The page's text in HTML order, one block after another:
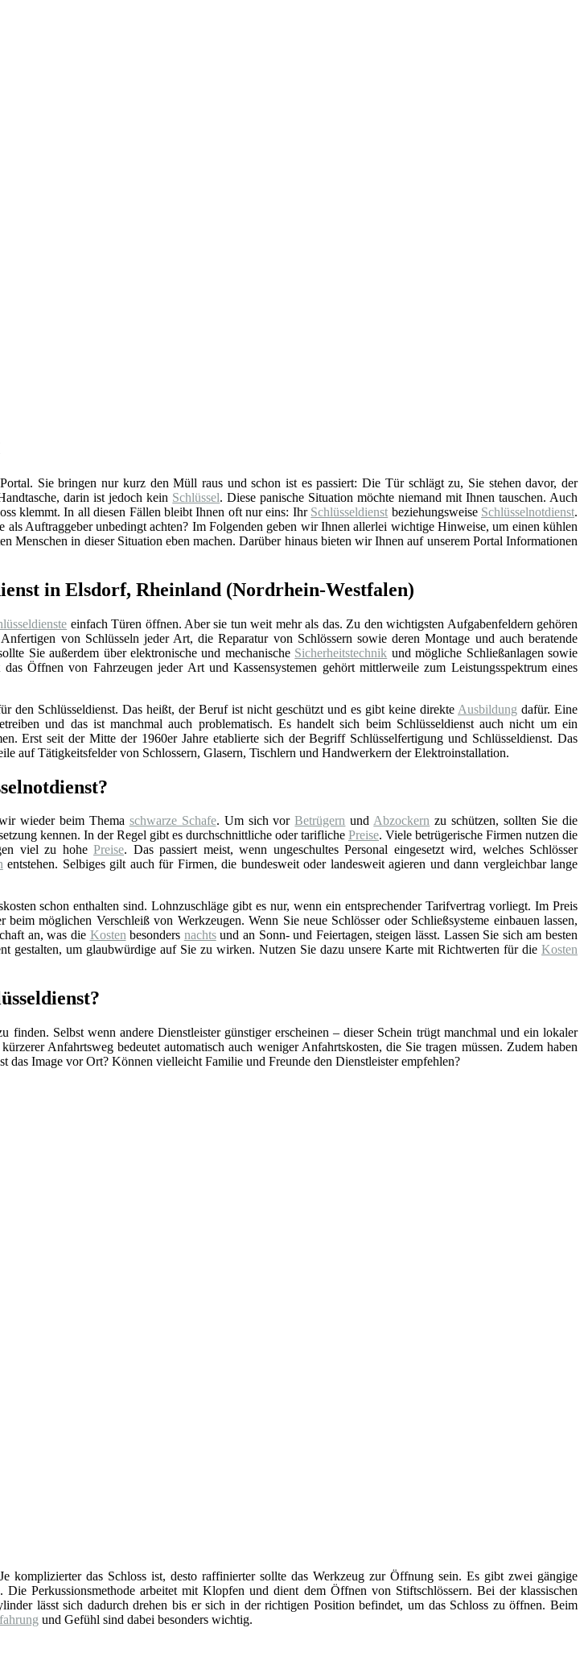
Sie bringen nur kurz den Müll raus und schon ist es passiert: Die Tür schlägt zu, Sie stehen davor, der
darin ist jedoch kein Schlüssel. Diese panische Situation möchte niemand mit Ihnen tauschen. Auch
klemmt. In all diesen Fällen bleibt Ihnen oft nur eins: Ihr Schlüsseldienst beziehungsweise Schlüsselnotdienst.
Auftraggeber unbedingt achten? Im Folgenden geben wir Ihnen allerlei wichtige Hinweise, um einen kühlen
in dieser Situation eben machen. Darüber hinaus bieten wir Ihnen auf unserem Portal Informationen
in Elsdorf, Rheinland (Nordrhein-Westfalen)
einfach Türen öffnen. Aber sie tun weit mehr als das. Zu den wichtigsten Aufgabenfeldern gehören
von Schlüsseln jeder Art, die Reparatur von Schlössern sowie deren Montage und auch beratende
Sie außerdem über elektronische und mechanische Sicherheitstechnik und mögliche Schließanlagen sowie
Öffnen von Fahrzeugen jeder Art und Kassensystemen gehört mittlerweile zum Leistungsspektrum eines
den Schlüsseldienst. Das heißt, der Beruf ist nicht geschützt und es gibt keine direkte Ausbildung dafür. Eine
und das ist manchmal auch problematisch. Es handelt sich beim Schlüsseldienst auch nicht um ein
Erst seit der Mitte der 1960er Jahre etablierte sich der Begriff Schlüsselfertigung und Schlüsseldienst. Das
auf Tätigkeitsfelder von Schlossern, Glasern, Tischlern und Handwerkern der Elektroinstallation.
wieder beim Thema schwarze Schafe. Um sich vorBetrügern undAbzockern zu schützen, sollten Sie die
kennen. In der Regel gibt es durchschnittliche oder tarifliche Preise. Viele betrügerische Firmen nutzen die
viel zu hohe Preise. Das passiert meist, wenn ungeschultes Personal eingesetzt wird, welches Schlösser
entstehen. Selbiges gilt auch für Firmen, die bundesweit oder landesweit agieren und dann vergleichbar lange
schon enthalten sind. Lohnzuschläge gibt es nur, wenn ein entsprechender Tarifvertrag vorliegt. Im Preis
möglichen Verschleiß von Werkzeugen. Wenn Sie neue Schlösser oder Schließsysteme einbauen lassen,
an, was die Kostenbesonders nachtsund an Sonn- und Feiertagen, steigen lässt. Lassen Sie sich am besten
gestalten, um glaubwürdige auf Sie zu wirken. Nutzen Sie dazu unsere Karte mit Richtwerten für die Kosten
Selbst wenn andere Dienstleister günstiger erscheinen – dieser Schein trügt manchmal und ein lokaler
Anfahrtsweg bedeutet automatisch auch weniger Anfahrtskosten, die Sie tragen müssen. Zudem haben
das Image vor Ort? Können vielleicht Familie und Freunde den Dienstleister empfehlen?
komplizierter das Schloss ist, desto raffinierter sollte das Werkzeug zur Öffnung sein. Es gibt zwei gängige
Die Perkussionsmethode arbeitet mit Klopfen und dient dem Öffnen von Stiftschlössern. Bei der klassischen
lässt sich dadurch drehen bis er sich in der richtigen Position befindet, um das Schloss zu öffnen. Beim
und Gefühl sind dabei besonders wichtig.